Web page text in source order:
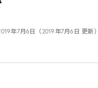
年7月6日（2019年7月6日 更新）